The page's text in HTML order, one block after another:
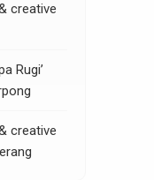
creative
Rugi’
creative